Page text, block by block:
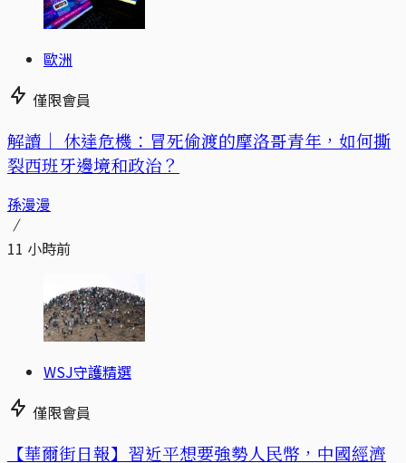
歐洲
僅限會員
解讀｜ 休達危機：冒死偷渡的摩洛哥青年，如何撕
裂西班牙邊境和政治？
孫漫漫
11 小時前
WSJ守護精選
僅限會員
【華爾街日報】習近平想要強勢人民幣，中國經濟